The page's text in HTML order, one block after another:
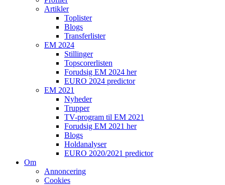
Artikler
Toplister
Blogs
Transferlister
EM 2024
Stillinger
Topscorerlisten
Forudsig EM 2024 her
EURO 2024 predictor
EM 2021
Nyheder
Trupper
TV-program til EM 2021
Forudsig EM 2021 her
Blogs
Holdanalyser
EURO 2020/2021 predictor
Om
Annoncering
Cookies